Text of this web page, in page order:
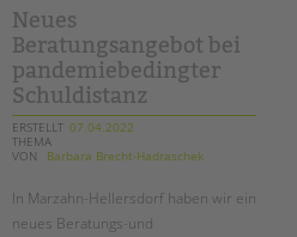
STADTTEILARBEIT
PROFIL | LEITBILD
Bereiche im Überblick
Kinder- und Jugendschutz
Unsere Videos
Gesellschafter VdK
Neues
Beratungsangebot bei
pandemiebedingter
Schuldistanz
ERSTELLT 07.04.2022
THEMA
VON
Barbara Brecht-Hadraschek
In Marzahn-Hellersdorf haben wir ein
neues Beratungs-und